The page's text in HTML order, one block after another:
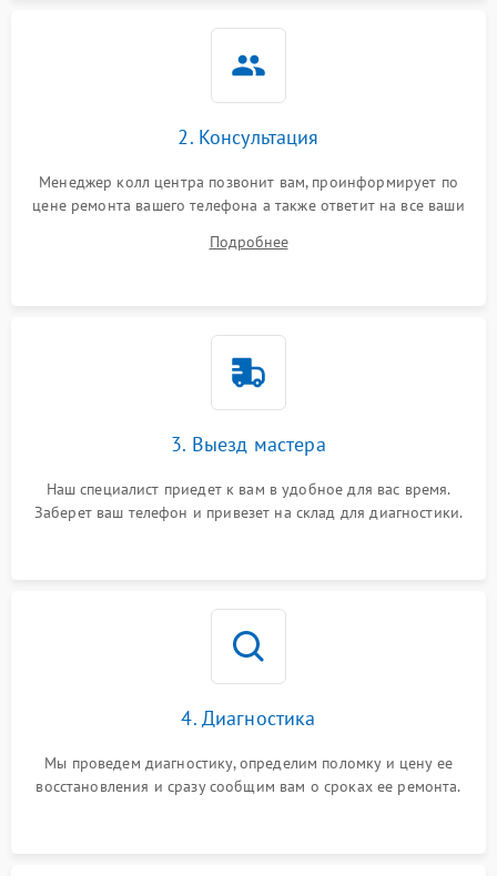
2. Консультация
Менеджер колл центра позвонит вам, проинформирует по
цене ремонта вашего телефона а также ответит на все ваши
Подробнее
3. Выезд мастера
Наш специалист приедет к вам в удобное для вас время.
Заберет ваш телефон и привезет на склад для диагностики.
4. Диагностика
Мы проведем диагностику, определим поломку и цену ее
восстановления и сразу сообщим вам о сроках ее ремонта.